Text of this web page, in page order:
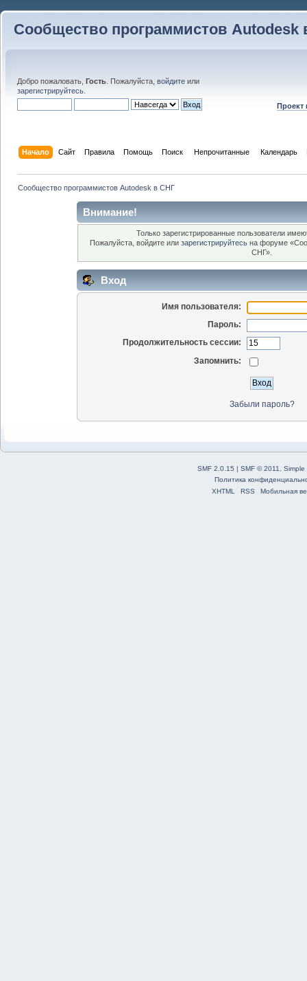
Сообщество программистов Autodesk
Добро пожаловать, Гость . Пожалуйста, войдите или
зарегистрируйтесь
Проект
Начало Сайт Правила Помощь Поиск Непрочитанные Календарь
Сообщество программистов Autodesk в СНГ
Внимание!
Только зарегистрированные пользователи
Пожалуйста, войдите или зарегистрируйтесь на форуме
СНГ».
Вход
Имя пользователя:
Пароль:
Продолжительность сессии:
Запомнить:
Забыли пароль?
SMF 2.0.15 | SMF © 2011
Simple
Политика
XHTML
RSS Мобильная